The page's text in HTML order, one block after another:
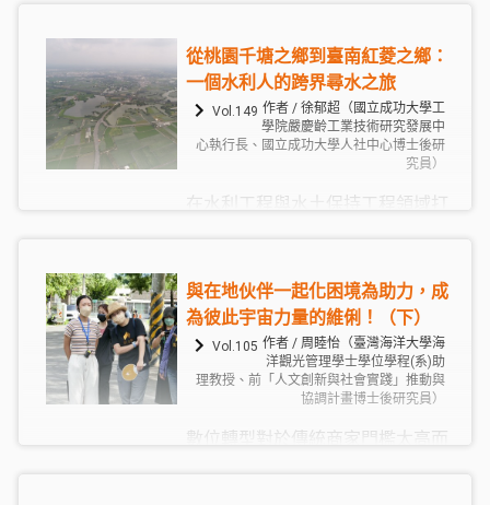
從桃園千塘之鄉到臺南紅菱之鄉：
一個水利人的跨界尋水之旅
Vol.149 作者 / 徐郁超（國立成功大學工
學院嚴慶齡工業技術研究發展中
心執行長、國立成功大學人社中心博士後研
究員）
在水利工程與水土保持工程領域打
題所面對的問題與解方。因緣際會
參與了「大學社會責任實踐計
畫」，本來自以為角色定位很明確
的我，逐漸開始明白，這片土地的
人文地理教了我更多不一樣的事
與在地伙伴一起化困境為助力，成
為彼此宇宙力量的維俐！（下）
Vol.105 作者 / 周睦怡（臺灣海洋大學海
洋觀光管理學士學位學程(系)助
理教授、前「人文創新與社會實踐」推動與
協調計畫博士後研究員）
數位轉型對於傳統商家門檻太高而